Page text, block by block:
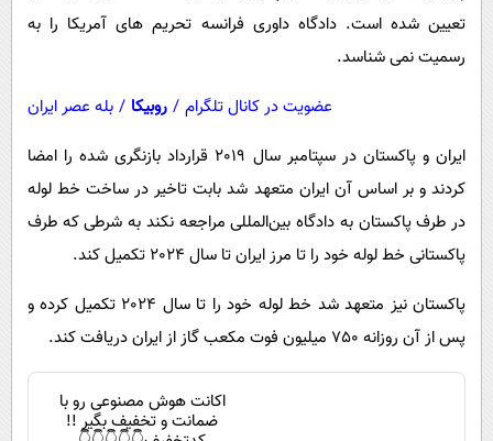
تعیین شده است. دادگاه داوری فرانسه تحریم های آمریکا را به
رسمیت نمی شناسد.
عضویت در کانال تلگرام / روبیکا / بله عصر ایران
ایران و پاکستان در سپتامبر سال 2019 قرارداد بازنگری شده را امضا
کردند و بر اساس آن ایران متعهد شد بابت تاخیر در ساخت خط لوله
در طرف پاکستان به دادگاه بین‌المللی مراجعه نکند به شرطی که طرف
پاکستانی خط لوله خود را تا مرز ایران تا سال 2024 تکمیل کند.
پاکستان نیز متعهد شد خط لوله خود را تا سال 2024 تکمیل کرده و
پس از آن روزانه 750 میلیون فوت مکعب گاز از ایران دریافت کند.
اکانت هوش مصنوعی رو با
ضمانت و تخفیف بگیر !!